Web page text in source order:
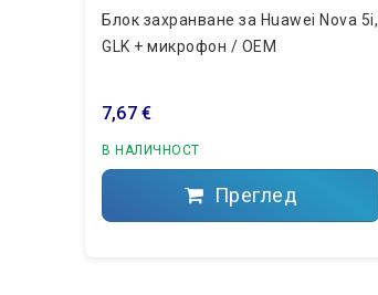
Блок захранване за Huawei Nova 5i,
GLK + микрофон / OEM
7,67 €
В НАЛИЧНОСТ
Преглед